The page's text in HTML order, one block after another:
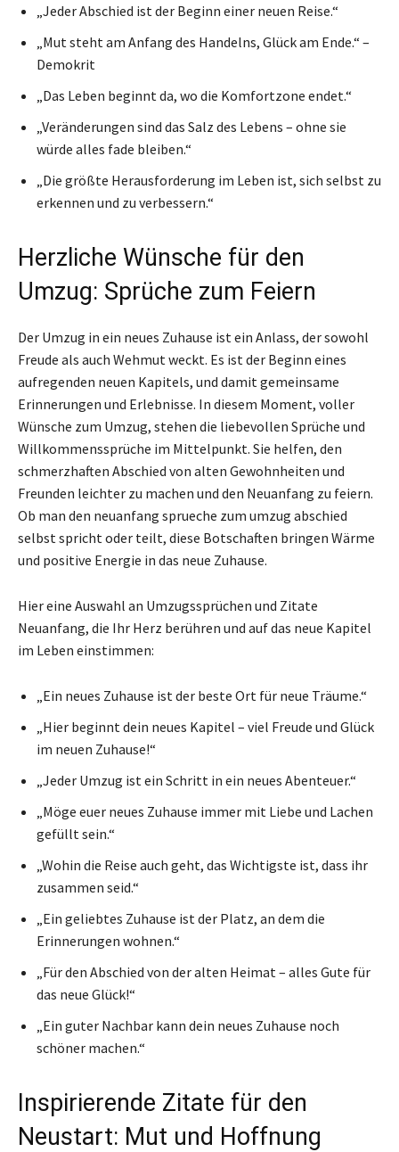
„Jeder Abschied ist der Beginn einer neuen Reise.“
„Mut steht am Anfang des Handelns, Glück am Ende.“ –
Demokrit
„Das Leben beginnt da, wo die Komfortzone endet.“
„Veränderungen sind das Salz des Lebens – ohne sie
würde alles fade bleiben.“
„Die größte Herausforderung im Leben ist, sich selbst zu
erkennen und zu verbessern.“
Herzliche Wünsche für den
Umzug: Sprüche zum Feiern
Der Umzug in ein neues Zuhause ist ein Anlass, der sowohl
Freude als auch Wehmut weckt. Es ist der Beginn eines
aufregenden neuen Kapitels, und damit gemeinsame
Erinnerungen und Erlebnisse. In diesem Moment, voller
Wünsche zum Umzug, stehen die liebevollen Sprüche und
Willkommenssprüche im Mittelpunkt. Sie helfen, den
schmerzhaften Abschied von alten Gewohnheiten und
Freunden leichter zu machen und den Neuanfang zu feiern.
Ob man den neuanfang sprueche zum umzug abschied
selbst spricht oder teilt, diese Botschaften bringen Wärme
und positive Energie in das neue Zuhause.
Hier eine Auswahl an Umzugssprüchen und Zitate
Neuanfang, die Ihr Herz berühren und auf das neue Kapitel
im Leben einstimmen:
„Ein neues Zuhause ist der beste Ort für neue Träume.“
„Hier beginnt dein neues Kapitel – viel Freude und Glück
im neuen Zuhause!“
„Jeder Umzug ist ein Schritt in ein neues Abenteuer.“
„Möge euer neues Zuhause immer mit Liebe und Lachen
gefüllt sein.“
„Wohin die Reise auch geht, das Wichtigste ist, dass ihr
zusammen seid.“
„Ein geliebtes Zuhause ist der Platz, an dem die
Erinnerungen wohnen.“
„Für den Abschied von der alten Heimat – alles Gute für
das neue Glück!“
„Ein guter Nachbar kann dein neues Zuhause noch
schöner machen.“
Inspirierende Zitate für den
Neustart: Mut und Hoffnung